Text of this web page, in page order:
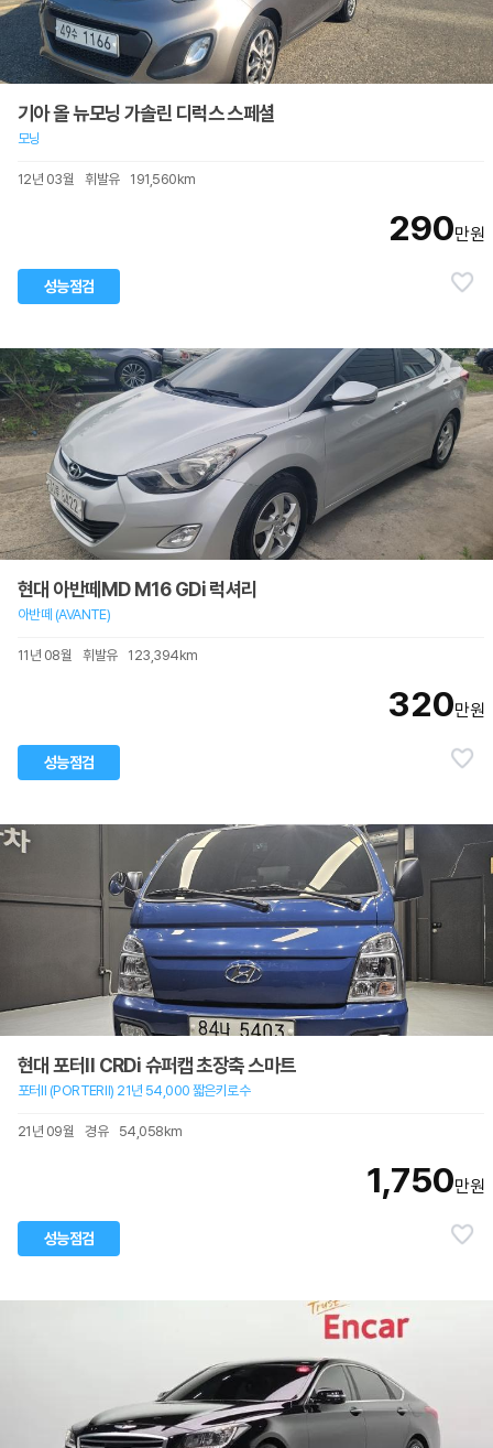
기아 올 뉴모닝 가솔린 디럭스 스페셜
모닝
12년 03월 휘발유 191,560km
성능점검
290만원
현대 아반떼MD M16 GDi 럭셔리
아반떼 (AVANTE)
11년 08월 휘발유 123,394km
성능점검
320만원
현대 포터II CRDi 슈퍼캡 초장축 스마트
포터Ⅱ (PORTERⅡ) 21년 54,000 짧은키로수
21년 09월 경유 54,058km
성능점검
1,750만원